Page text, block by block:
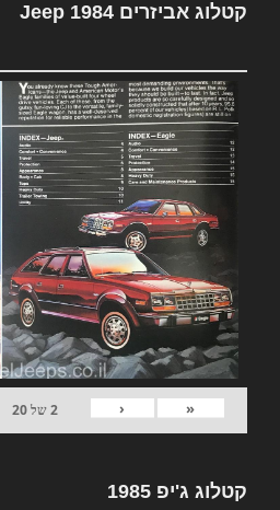
קטלוג אביזרים Jeep 1984
«
‹
2של20
קטלוג ג'יפ 1985